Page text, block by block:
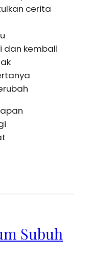
cerita
dan kembali
Subuh